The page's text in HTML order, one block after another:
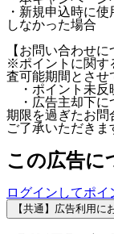
・新規申込時に
しなかった場合
【お問い合わせに
※ポイントに関す
査可能期間とさせ
・ポイント未反
・広告主却下に
期限を過ぎたお問
ご了承いただきま
この広告に
ログインしてポイ
【共通】広告利用に